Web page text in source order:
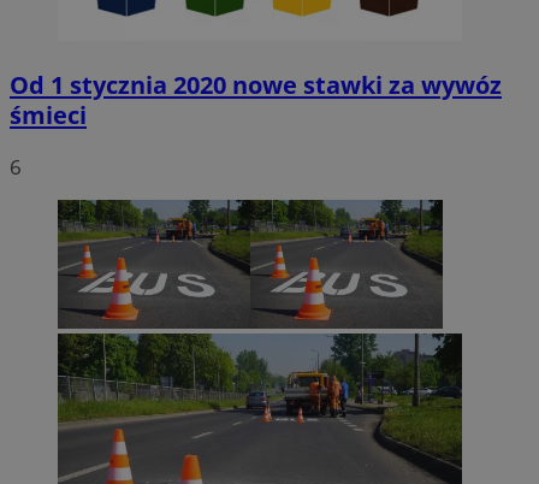
Od 1 stycznia 2020 nowe stawki za wywóz
śmieci
6